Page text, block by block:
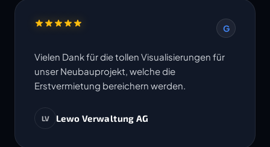
G
Vielen Dank für die tollen Visualisierungen für
unser Neubauprojekt, welche die
Erstvermietung bereichern werden.
LV Lewo Verwaltung AG